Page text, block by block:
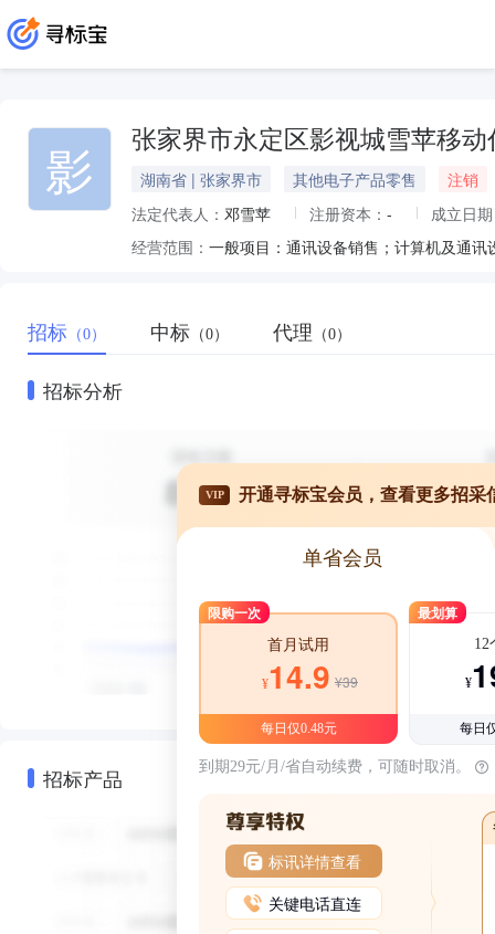
影 张家界市永定区影视城雪苹移动
湖南省 | 张家界市 其他电子产品零售
注销
法定代表人： 邓雪苹 注册资本： -
成立日
经营范围：
招标 （0） 中标 （0） 代理 （0）
招标分析
招标产品
VIP 开通寻标宝会员，查看更多招采
单省会员
限购一次
首月试用
¥14.9 ¥39
每日仅0.48元
最划算
12
¥
每日
到期29元/月/省自动续费，可随时取消。
标讯详情查看
关键电话直连